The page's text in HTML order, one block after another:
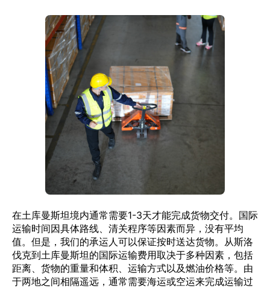
在土库曼斯坦境内通常需要1-3天才能完成货物交付。国际
运输时间因具体路线、清关程序等因素而异，没有平均
值。但是，我们的承运人可以保证按时送达货物。从斯洛
伐克到土库曼斯坦的国际运输费用取决于多种因素，包括
距离、货物的重量和体积、运输方式以及燃油价格等。由
于两地之间相隔遥远，通常需要海运或空运来完成运输过